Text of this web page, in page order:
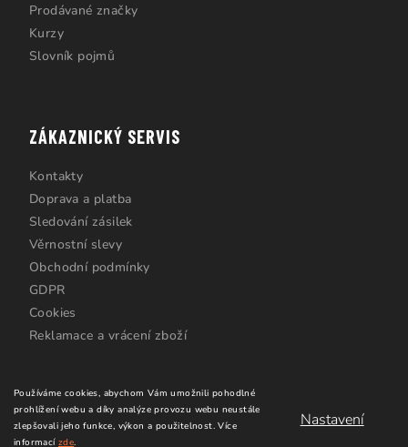
Používáme cookies, abychom Vám umožnili pohodlné
prohlížení webu a díky analýze provozu webu neustále
zlepšovali jeho funkce, výkon a použitelnost.Více
informacízde.
Nastavení
Prodávané značky
Kurzy
Slovník pojmů
ZÁKAZNICKÝ SERVIS
Kontakty
Doprava a platba
Sledování zásilek
Věrnostní slevy
Obchodní podmínky
GDPR
Cookies
Reklamace a vrácení zboží